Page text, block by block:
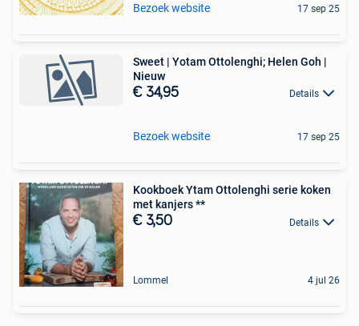
Bezoek website 17 sep 25
Sweet | Yotam Ottolenghi; Helen Goh |
Nieuw
€ 34,95 Details
Bezoek website 17 sep 25
Kookboek Ytam Ottolenghi serie koken
met kanjers **
€ 3,50 Details
Lommel 4 jul 26